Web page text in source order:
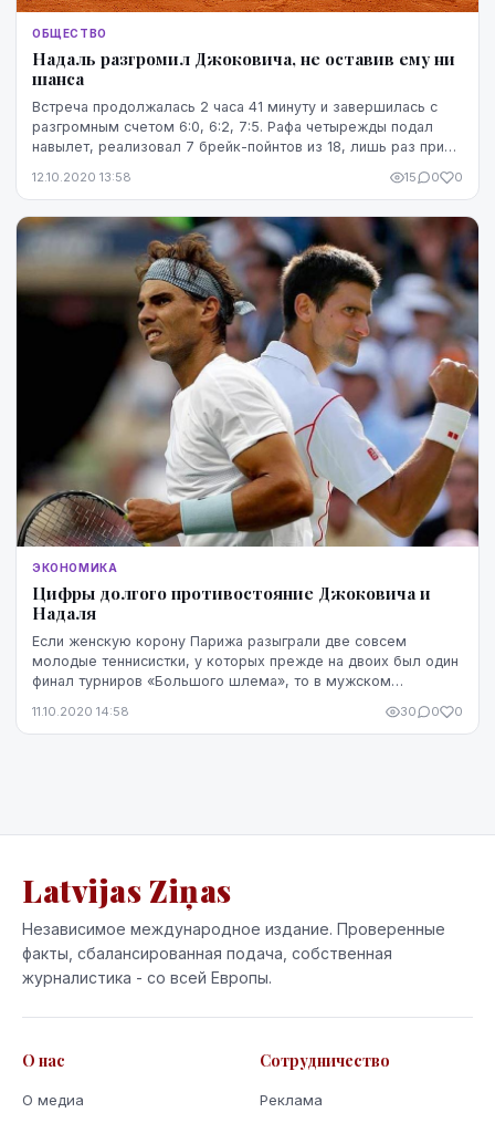
ОБЩЕСТВО
Надаль разгромил Джоковича, не оставив ему ни
шанса
Встреча продолжалась 2 часа 41 минуту и завершилась с
разгромным счетом 6:0, 6:2, 7:5. Рафа четырежды подал
навылет, реализовал 7 брейк-пойнтов из 18, лишь раз при
12.10.2020 13:58 15 0 0
ЭКОНОМИКА
Цифры долгого противостояние Джоковича и
Надаля
Если женскую корону Парижа разыграли две совсем
молодые теннисистки, у которых прежде на двоих был один
финал турниров «Большого шлема», то в мужском
11.10.2020 14:58 30 0 0
Latvijas Ziņas
Независимое международное издание. Проверенные
факты, сбалансированная подача, собственная
журналистика - со всей Европы.
О нас
О медиа
Сотрудничество
Реклама